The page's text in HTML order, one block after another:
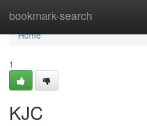
bookmark-search
Home
Home
1
KJC